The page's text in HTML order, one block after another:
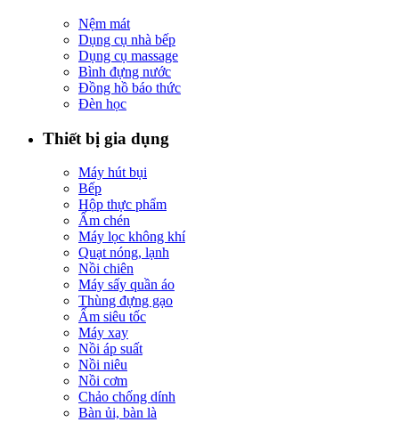
Nệm mát
Dụng cụ nhà bếp
Dụng cụ massage
Bình đựng nước
Đồng hồ báo thức
Đèn học
Thiết bị gia dụng
Máy hút bụi
Bếp
Hộp thực phẩm
Ấm chén
Máy lọc không khí
Quạt nóng, lạnh
Nồi chiên
Máy sấy quần áo
Thùng đựng gạo
Ấm siêu tốc
Máy xay
Nồi áp suất
Nồi niêu
Nồi cơm
Chảo chống dính
Bàn ủi, bàn là